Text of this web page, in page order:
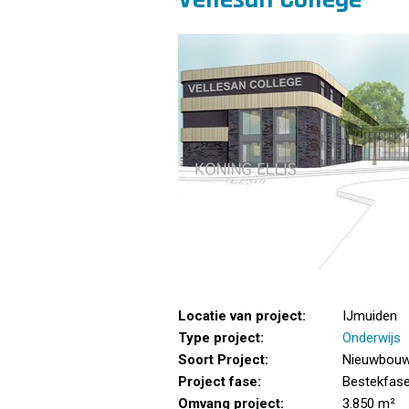
Locatie van project:
IJmuiden
Type project:
Onderwijs
Soort Project:
Project fase:
Omvang project:
3.850 m²